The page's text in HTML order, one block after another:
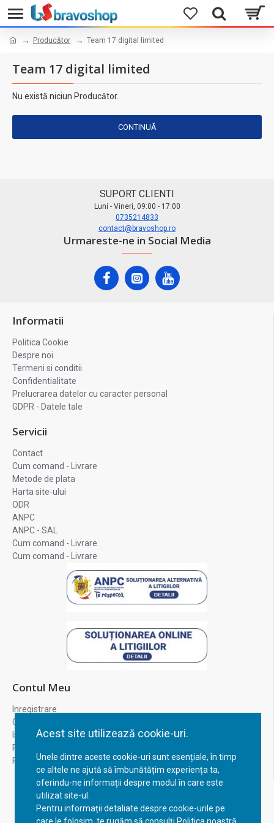
Acest site utilizează cookie-uri.
Unele dintre aceste cookie-uri sunt esențiale, în timp
ce altele ne ajută să îmbunătățim experiența ta,
oferindu-ne informații despre modul în care este
utilizat site-ul.
Pentru informații detaliate despre cookie-urile pe
Producător Team 17 digital limited
Team 17 digital limited
Nu există niciun Producător.
CONTINUĂ
SUPORT CLIENTI
Luni - Vineri, 09:00 - 17:00
0735214833
contact@bravoshop.ro
Urmareste-ne in Social Media
Informatii
Politica Cookie
Despre noi
Termeni si conditii
Confidentialitate
Prelucrarea datelor cu caracter personal
GDPR - Datele tale
Servicii
Contact
Cum comand - Livrare
Metode de plata
Harta site-ului
ODR
ANPC
ANPC - SAL
Cum comand - Livrare
Cum comand - Livrare
Contul Meu
Inregistrare
Contul meu
Istoric comenzi
Recuperare parola
Returnare produs